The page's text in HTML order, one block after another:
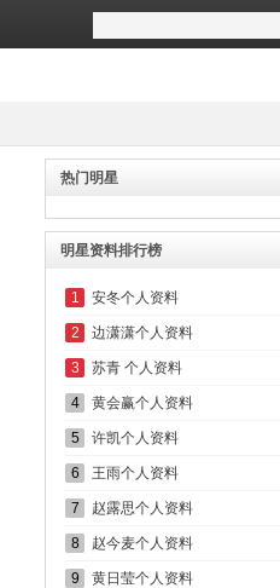
热门明星
明星资料排行榜
1 安冬个人资料
2 边潇潇个人资料
3 苏青 个人资料
4 黄会赢个人资料
5 许凯个人资料
6 王雨个人资料
7 赵露思个人资料
8 赵今麦个人资料
9 黄日莹个人资料